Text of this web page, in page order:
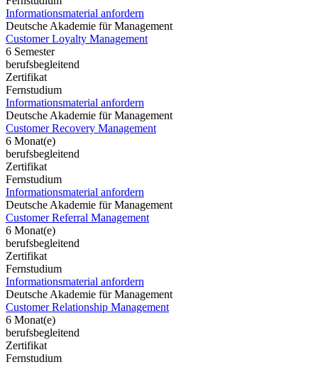
Informationsmaterial anfordern
Deutsche Akademie für Management
Customer Loyalty Management
6 Semester
berufsbegleitend
Zertifikat
Fernstudium
Informationsmaterial anfordern
Deutsche Akademie für Management
Customer Recovery Management
6 Monat(e)
berufsbegleitend
Zertifikat
Fernstudium
Informationsmaterial anfordern
Deutsche Akademie für Management
Customer Referral Management
6 Monat(e)
berufsbegleitend
Zertifikat
Fernstudium
Informationsmaterial anfordern
Deutsche Akademie für Management
Customer Relationship Management
6 Monat(e)
berufsbegleitend
Zertifikat
Fernstudium